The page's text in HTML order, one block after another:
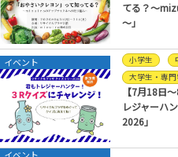
てる？～
～」
イベント
小学生
大学生・専門
【7月18日
レジャーハ
2026」